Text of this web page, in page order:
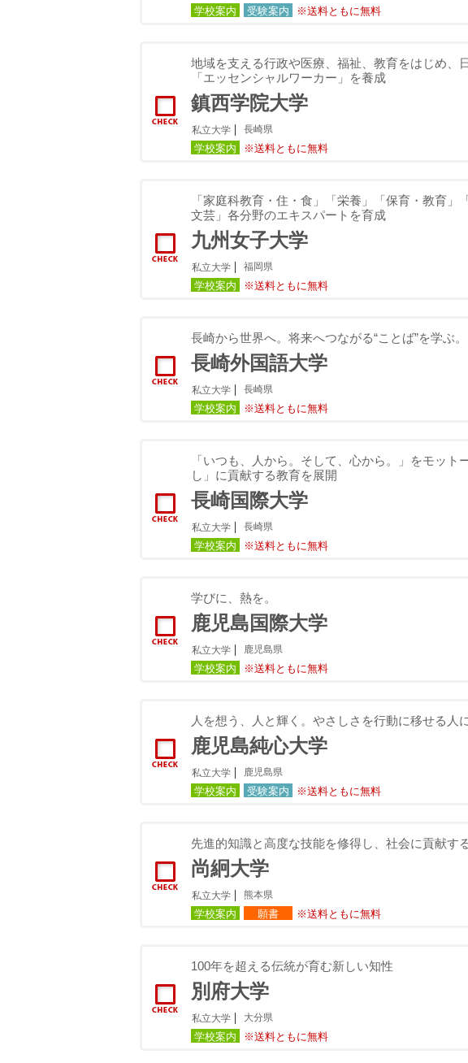
学校案内 受験案内 ※送料ともに無料
地域を支える行政や医療、福祉、教育をはじめ、
「エッセンシャルワーカー」を養成
鎮西学院大学
私立大学 長崎県
学校案内 ※送料ともに無料
「家庭科教育・住・食」「栄養」「保育・教育」
文芸」各分野のエキスパートを育成
九州女子大学
私立大学 福岡県
学校案内 ※送料ともに無料
長崎から世界へ。将来へつながる“ことば”を学ぶ。
長崎外国語大学
私立大学 長崎県
学校案内 ※送料ともに無料
「いつも、人から。そして、心から。」をモット
し」に貢献する教育を展開
長崎国際大学
私立大学 長崎県
学校案内 ※送料ともに無料
学びに、熱を。
鹿児島国際大学
私立大学 鹿児島県
学校案内 ※送料ともに無料
人を想う、人と輝く。やさしさを行動に移せる人に
鹿児島純心大学
私立大学 鹿児島県
学校案内 受験案内 ※送料ともに無料
先進的知識と高度な技能を修得し、社会に貢献す
尚絅大学
私立大学 熊本県
学校案内 願書 ※送料ともに無料
100年を超える伝統が育む新しい知性
別府大学
私立大学 大分県
学校案内 ※送料ともに無料